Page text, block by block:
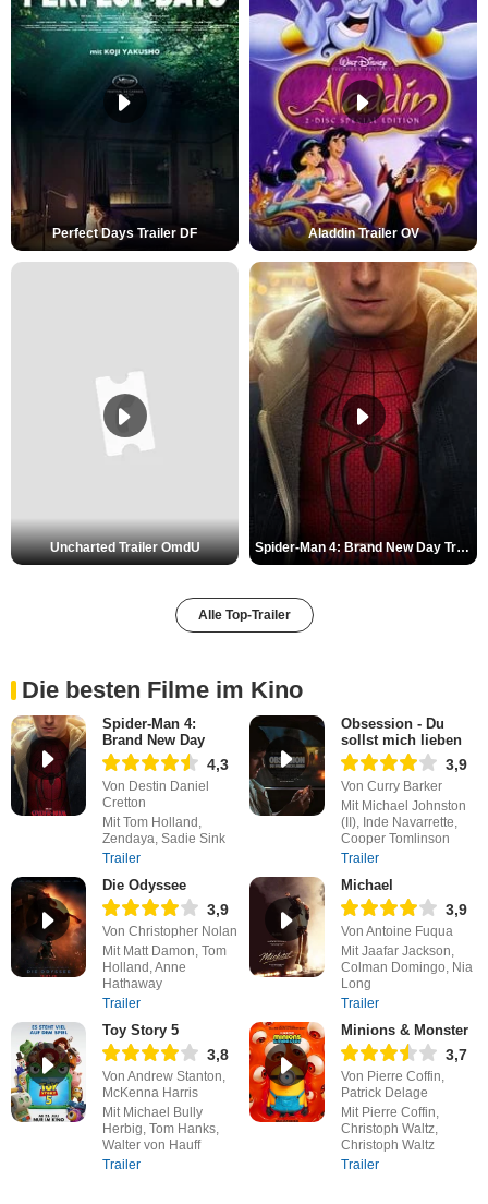
Perfect Days Trailer DF Aladdin Trailer OV
Uncharted Trailer OmdU Spider-Man 4: Brand New Day Trailer (3) DF
Alle Top-Trailer
Die besten Filme im Kino
Spider-Man 4:
Brand New Day
4,3
Von Destin Daniel
Cretton
Mit Tom Holland,
Zendaya, Sadie Sink
Trailer
Obsession - Du
sollst mich lieben
3,9
Von Curry Barker
Mit Michael Johnston
(II), Inde Navarrette,
Cooper Tomlinson
Trailer
Die Odyssee
3,9
Von Christopher Nolan
Mit Matt Damon, Tom
Holland, Anne
Hathaway
Trailer
Michael
3,9
Von Antoine Fuqua
Mit Jaafar Jackson,
Colman Domingo, Nia
Long
Trailer
Toy Story 5
3,8
Von Andrew Stanton,
McKenna Harris
Mit Michael Bully
Herbig, Tom Hanks,
Walter von Hauff
Trailer
Minions & Monster
3,7
Von Pierre Coffin,
Patrick Delage
Mit Pierre Coffin,
Christoph Waltz,
Christoph Waltz
Trailer